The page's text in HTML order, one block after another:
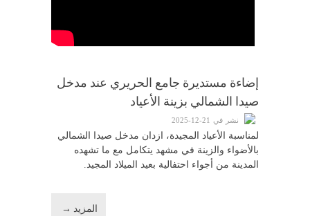
إضاءة مستديرة جامع الحريري عند مدخل
صيدا الشمالي بزينة الأعياد
نشر في 21-12-2025
لمناسبة الأعياد المجيدة، ازدان مدخل صيدا الشمالي
بالأضواء والزينة في مشهد يتكامل مع ما تشهده
المدينة من أجواء احتفالية بعيد الميلاد المجيد.
المزيد →